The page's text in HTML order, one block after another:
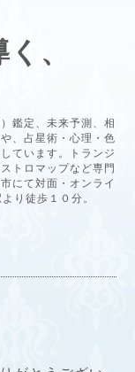
、
鑑定、未来予測、相
、占星術・心理・色
ています。トランジ
トロマップなど専門
にて対面・オンライ
り徒歩１０分。